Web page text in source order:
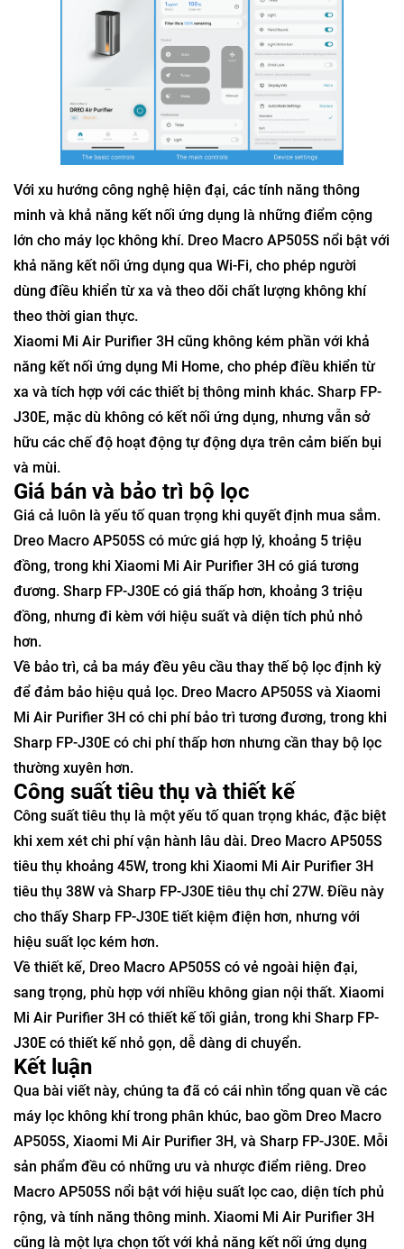
Với xu hướng công nghệ hiện đại, các tính năng thông
minh và khả năng kết nối ứng dụng là những điểm cộng
lớn cho máy lọc không khí. Dreo Macro AP505S nổi bật với
khả năng kết nối ứng dụng qua Wi-Fi, cho phép người
dùng điều khiển từ xa và theo dõi chất lượng không khí
theo thời gian thực.
Xiaomi Mi Air Purifier 3H cũng không kém phần với khả
năng kết nối ứng dụng Mi Home, cho phép điều khiển từ
xa và tích hợp với các thiết bị thông minh khác. Sharp FP-
J30E, mặc dù không có kết nối ứng dụng, nhưng vẫn sở
hữu các chế độ hoạt động tự động dựa trên cảm biến bụi
và mùi.
Giá bán và bảo trì bộ lọc
Giá cả luôn là yếu tố quan trọng khi quyết định mua sắm.
Dreo Macro AP505S có mức giá hợp lý, khoảng 5 triệu
đồng, trong khi Xiaomi Mi Air Purifier 3H có giá tương
đương. Sharp FP-J30E có giá thấp hơn, khoảng 3 triệu
đồng, nhưng đi kèm với hiệu suất và diện tích phủ nhỏ
hơn.
Về bảo trì, cả ba máy đều yêu cầu thay thế bộ lọc định kỳ
để đảm bảo hiệu quả lọc. Dreo Macro AP505S và Xiaomi
Mi Air Purifier 3H có chi phí bảo trì tương đương, trong khi
Sharp FP-J30E có chi phí thấp hơn nhưng cần thay bộ lọc
thường xuyên hơn.
Công suất tiêu thụ và thiết kế
Công suất tiêu thụ là một yếu tố quan trọng khác, đặc biệt
khi xem xét chi phí vận hành lâu dài. Dreo Macro AP505S
tiêu thụ khoảng 45W, trong khi Xiaomi Mi Air Purifier 3H
tiêu thụ 38W và Sharp FP-J30E tiêu thụ chỉ 27W. Điều này
cho thấy Sharp FP-J30E tiết kiệm điện hơn, nhưng với
hiệu suất lọc kém hơn.
Về thiết kế, Dreo Macro AP505S có vẻ ngoài hiện đại,
sang trọng, phù hợp với nhiều không gian nội thất. Xiaomi
Mi Air Purifier 3H có thiết kế tối giản, trong khi Sharp FP-
J30E có thiết kế nhỏ gọn, dễ dàng di chuyển.
Kết luận
Qua bài viết này, chúng ta đã có cái nhìn tổng quan về các
máy lọc không khí trong phân khúc, bao gồm Dreo Macro
AP505S, Xiaomi Mi Air Purifier 3H, và Sharp FP-J30E. Mỗi
sản phẩm đều có những ưu và nhược điểm riêng. Dreo
Macro AP505S nổi bật với hiệu suất lọc cao, diện tích phủ
rộng, và tính năng thông minh. Xiaomi Mi Air Purifier 3H
cũng là một lựa chọn tốt với khả năng kết nối ứng dụng